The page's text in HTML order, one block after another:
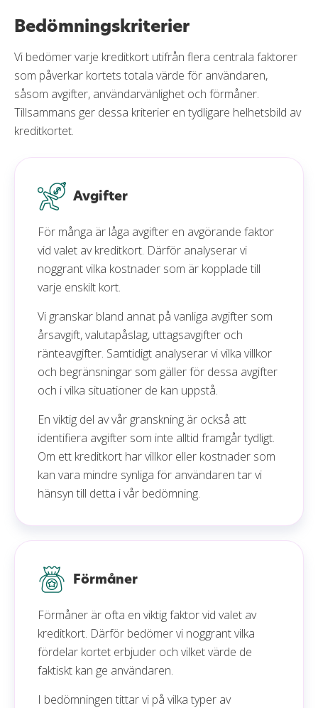
väger tyngre än enskilda användaromdömen. Det
säkerställer att den slutliga bedömningen bygger på en
strukturerad analys och jämförbara kriterier.
faktabaserad information
användarupplevelser
Det gör det enklare för våra besökare att förstå hur
bedömningarna har genomförts och varför ett
Bedömningskriterier
Vi bedömer varje kreditkort utifrån flera centrala faktorer
som påverkar kortets totala värde för användaren,
såsom avgifter, användarvänlighet och förmåner.
Tillsammans ger dessa kriterier en tydligare helhetsbild av
kreditkortet.
Avgifter
För många är låga avgifter en avgörande faktor
vid valet av kreditkort. Därför analyserar vi
noggrant vilka kostnader som är kopplade till
varje enskilt kort.
Vi granskar bland annat på vanliga avgifter som
årsavgift, valutapåslag, uttagsavgifter och
ränteavgifter. Samtidigt analyserar vi vilka villkor
och begränsningar som gäller för dessa avgifter
och i vilka situationer de kan uppstå.
En viktig del av vår granskning är också att
identifiera avgifter som inte alltid framgår tydligt.
Om ett kreditkort har villkor eller kostnader som
kan vara mindre synliga för användaren tar vi
hänsyn till detta i vår bedömning.
Förmåner
Förmåner är ofta en viktig faktor vid valet av
kreditkort. Därför bedömer vi noggrant vilka
fördelar kortet erbjuder och vilket värde de
faktiskt kan ge användaren.
I bedömningen tittar vi på vilka typer av